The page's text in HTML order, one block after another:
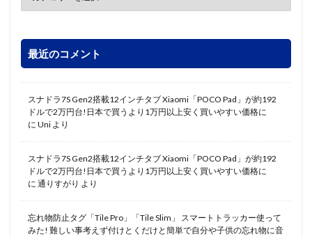
最近のコメント
スナドラ7S Gen2搭載12インチタブ Xiaomi「POCO Pad」が約192
ドルで2万円台!日本で買うより1万円以上安く買いやすい価格に
に Uni より
スナドラ7S Gen2搭載12インチタブ Xiaomi「POCO Pad」が約192
ドルで2万円台!日本で買うより1万円以上安く買いやすい価格に
に 通りすがり より
忘れ物防止タグ「Tile Pro」「Tile Slim」 スマートトラッカー使って
みた! 難しい事考えず付けとくだけと簡単で自分や子供の忘れ物に音